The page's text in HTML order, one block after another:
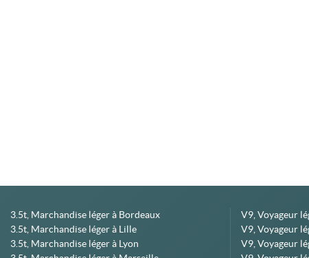
3.5t, Marchandise léger à Bordeaux
3.5t, Marchandise léger à Lille
3.5t, Marchandise léger à Lyon
V9, Voyageur
V9, Voyageur
V9, Voyageur